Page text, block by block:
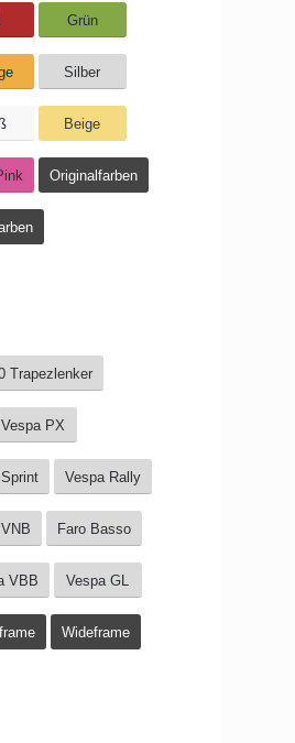
Grün
Silber
Beige
Originalfarben
Trapezlenker
Vespa PX
Vespa Rally
Faro Basso
VBB Vespa GL
Wideframe